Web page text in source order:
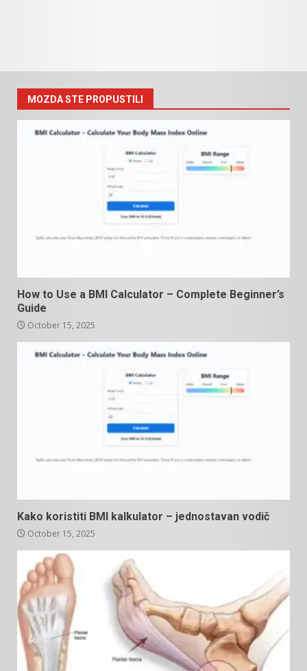
MOZDA STE PROPUSTILI
How to Use a BMI Calculator – Complete Beginner’s
Guide
October 15, 2025
Kako koristiti BMI kalkulator – jednostavan vodič
October 15, 2025